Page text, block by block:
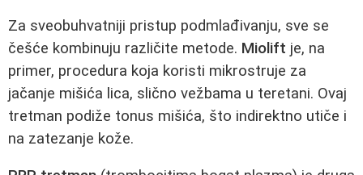
Za sveobuhvatniji pristup podmlađivanju, sve se
češće kombinuju različite metode. Miolift je, na
primer, procedura koja koristi mikrostruje za
jačanje mišića lica, slično vežbama u teretani. Ovaj
tretman podiže tonus mišića, što indirektno utiče i
na zatezanje kože.